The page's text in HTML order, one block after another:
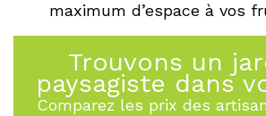
maximum d’espace à vos
Trouvons un
paysagiste dans
Comparez les prix des